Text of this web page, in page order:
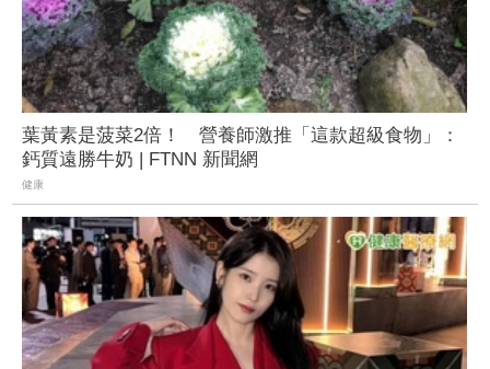
葉黃素是菠菜2倍！ 營養師激推「這款超級食物」：
鈣質遠勝牛奶 | FTNN 新聞網
健康